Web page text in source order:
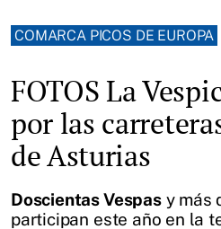
COMARCA PICOS DE EUROPA
FOTOS La
por las
de Asturias
Doscientas Vespasy más
participan este año en la